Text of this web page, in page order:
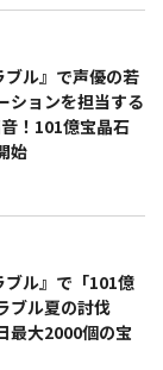
ル』で声優の若
ションを担当する
！101億宝晶石
始
ル』で「101億
ブル夏の討伐
大2000個の宝